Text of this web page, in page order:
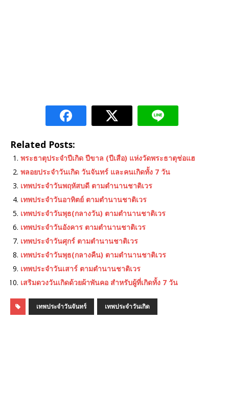
Related Posts:
พระธาตุประจําปีเกิด ปีขาล (ปีเสือ) แห่งวัดพระธาตุช่อแฮ
พลอยประจำวันเกิด วันจันทร์ และคนเกิดทั้ง 7 วัน
เทพประจําวันพฤหัสบดี ตามตำนานชาติเวร
เทพประจําวันอาทิตย์ ตามตำนานชาติเวร
เทพประจําวันพุธ(กลางวัน) ตามตำนานชาติเวร
เทพประจําวันอังคาร ตามตำนานชาติเวร
เทพประจําวันศุกร์ ตามตำนานชาติเวร
เทพประจําวันพุธ(กลางคืน) ตามตำนานชาติเวร
เทพประจําวันเสาร์ ตามตำนานชาติเวร
เสริมดวงวันเกิดด้วยผ้าพันคอ สำหรับผู้ที่เกิดทั้ง 7 วัน
เทพประจําวันจันทร์ เทพประจําวันเกิด